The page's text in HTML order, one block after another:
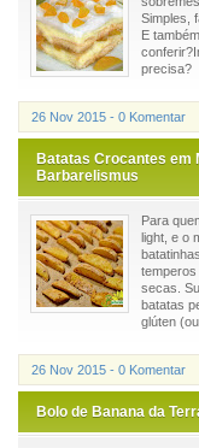
Simples,
E
precisa?
26 Nov 2015 - 0 Komentar
Batatas Crocantes em
Barbarelismus
Para
light, e o
secas.
batatas
glúten (ou
26 Nov 2015 - 0 Komentar
Bolo de Banana da